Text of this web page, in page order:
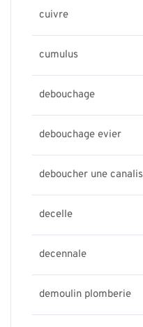
cuivre
cumulus
debouchage
debouchage evier
deboucher une
decelle
decennale
demoulin plomberie